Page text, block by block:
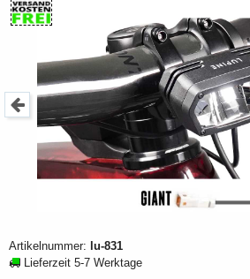
Artikelnummer: lu-831
Lieferzeit 5-7 Werktage